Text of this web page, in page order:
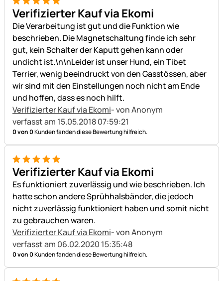
5 von 5
Verifizierter Kauf via Ekomi
Die Verarbeitung ist gut und die Funktion wie
beschrieben. Die Magnetschaltung finde ich sehr
gut, kein Schalter der Kaputt gehen kann oder
undicht ist.\n\nLeider ist unser Hund, ein Tibet
Terrier, wenig beeindruckt von den Gasstössen, aber
wir sind mit den Einstellungen noch nicht am Ende
und hoffen, dass es noch hilft.
Verifizierter Kauf via Ekomi- von Anonym
verfasst am 15.05.2018 07:59:21
0 von 0Kunden fanden diese Bewertung hilfreich.
5 von 5
Verifizierter Kauf via Ekomi
Es funktioniert zuverlässig und wie beschrieben. Ich
hatte schon andere Sprühhalsbänder, die jedoch
nicht zuverlässig funktioniert haben und somit nicht
zu gebrauchen waren.
Verifizierter Kauf via Ekomi- von Anonym
verfasst am 06.02.2020 15:35:48
0 von 0Kunden fanden diese Bewertung hilfreich.